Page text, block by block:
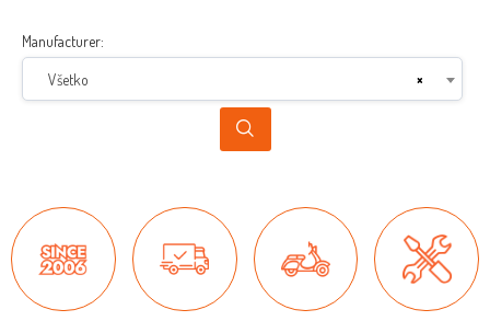
Manufacturer:
×
Všetko